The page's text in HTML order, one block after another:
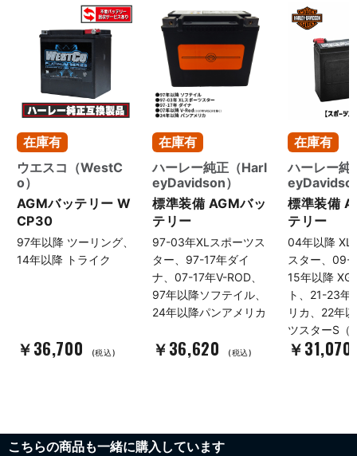
っかりと点検することで、突然
のトラブルを未然に防ぐことが
できます。 オイルはパインバレ
ーオリジナルのプラチナブラッ
クオイルに交換。最先端の固体
二硫化タングステン」を高濃度
に配合し、エンジン始動直後か
ら効果を発揮する最上位グレー
ドのオイルです。 車検整備はパ
インバレーにお任せください。
消耗品の点検から交換まで、ま
とめてご対応いたします。
No.144522
ラグ。プラグは消耗品でありな
がら、劣化するとエンジンのか
かりが悪くなったり、燃費や走
行フィーリングに影響が出るこ
とがあります。車検のタイミン
グで合わせて交換することで、
すっきりと快調な状態でお乗り
いただけます。 バッテリーは
WESTCO製のAGMバッテリーに
交換。優れた耐振動性と長寿命
が特徴で、始動性をしっかりリ
フレッシュしています。 オイル
はパインバレーオリジナルのプ
ラチナブラックオイルに交換。
最先端の固体潤滑剤「無機多層
フラーレン・二硫化タングステ
ン」を高濃度に配合し、エンジ
ン始動直後から効果を発揮する
最上位グレードのオイルです。
車検整備はパインバレーにお任
せください。点検時に気になる
箇所も、その場でご相談いただ
在庫有
ウエスコ（WestC
o）
AGMバッテリー W
CP30
97年以降 ツーリング、
14年以降 トライク
￥36,700 (税込)
在庫有
ハーレー純正（Harl
eyDavidson）
標準装備 AGMバッ
テリー
97-03年XLスポーツス
ター、97-17年ダイ
ナ、07-17年V-ROD、
97年以降ソフテイル、
24年以降パンアメリカ
￥36,620 (税込)
在庫有
ハーレー純
標準装備
テリー
04年以降 XL
スター、09-
15年以降 XG
ト、21-23年
リカ、22年
ツスターS（
￥31,070
こちらの商品も一緒に購入しています